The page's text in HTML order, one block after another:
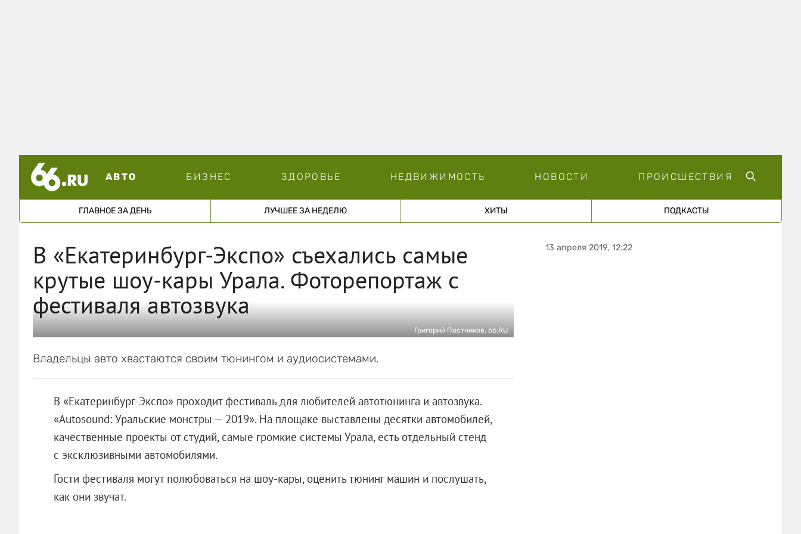
АВТО БИЗНЕС ЗДОРОВЬЕ НЕДВИЖИМОСТЬ НОВОСТИ ПРОИСШЕСТВИЯ
ГЛАВНОЕ ЗА ДЕНЬ ЛУЧШЕЕ ЗА НЕДЕЛЮ ХИТЫ ПОДКАСТЫ
В «Екатеринбург-Экспо» съехались самые
крутые шоу-кары Урала. Фоторепортаж с
фестиваля автозвука
Григорий Постников, 66.RU
Владельцы авто хвастаются своим тюнингом и аудиосистемами.
В «Екатеринбург-Экспо» проходит фестиваль для любителей автотюнинга и автозвука.
«Autosound: Уральские монстры — 2019». На площаке выставлены десятки автомобилей,
качественные проекты от студий, самые громкие системы Урала, есть отдельный стенд
с эксклюзивными автомобилями.
Гости фестиваля могут полюбоваться на шоу-кары, оценить тюнинг машин и послушать,
как они звучат.
13 апреля 2019, 12:22